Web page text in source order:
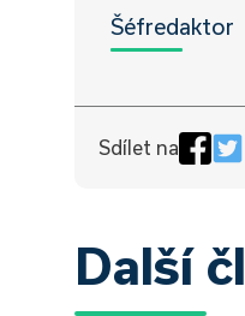
Šéfredaktor
Sdílet na
Další